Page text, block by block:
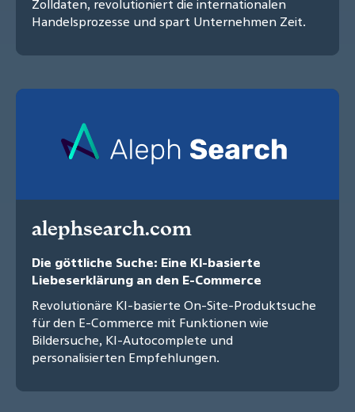
Zolldaten, revolutioniert die internationalen
Handelsprozesse und spart Unternehmen Zeit.
alephsearch.com
Die göttliche Suche: Eine KI-basierte
Liebeserklärung an den E-Commerce
Revolutionäre KI-basierte On-Site-Produktsuche
für den E-Commerce mit Funktionen wie
Bildersuche, KI-Autocomplete und
personalisierten Empfehlungen.